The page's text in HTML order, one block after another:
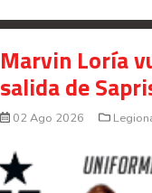
Marvin Loría
salida de
02 Ago 2026